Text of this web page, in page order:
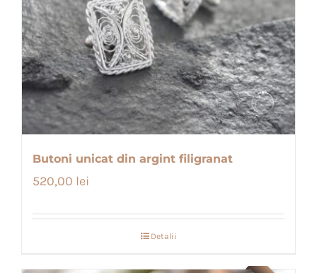
Butoni unicat din argint filigranat
520,00 lei
Detalii